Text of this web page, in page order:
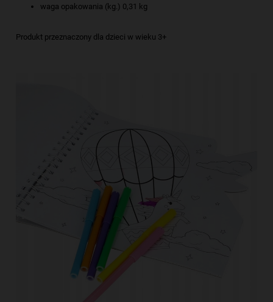
waga opakowania (kg.) 0,31 kg
Produkt przeznaczony dla dzieci w wieku 3+